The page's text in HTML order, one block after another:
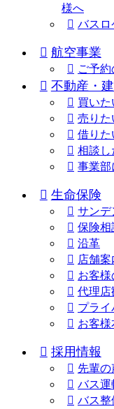
様へ
バスロ
航空事業
ご予
不動産・
買いた
売りた
借りた
相談し
事業部
生命保険
サン
保険相
沿革
店舗案
お客様
代理店
プライ
お客
採用情報
先輩の
バス運
バス整